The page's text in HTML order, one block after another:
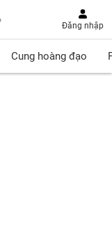
Đăng nhập
Cung hoàng đạo